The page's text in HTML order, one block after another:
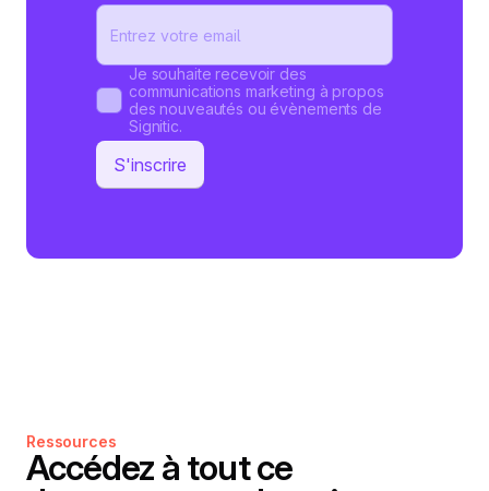
Je souhaite recevoir des
communications marketing à propos
des nouveautés ou évènements de
Signitic.
Ressources
Accédez à tout ce